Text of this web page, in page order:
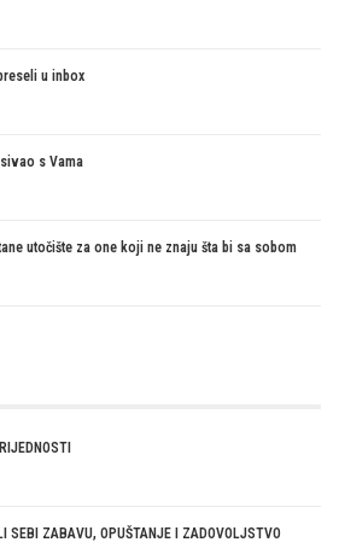
u inbox
s Vama
utočište za one koji ne znaju šta bi sa sobom
SEBI ZABAVU, OPUŠTANJE I ZADOVOLJSTVO